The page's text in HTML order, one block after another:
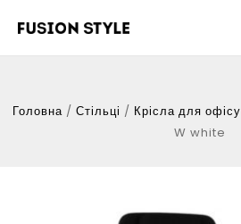
Головна/ Стільці / Крісла для офісу
W white